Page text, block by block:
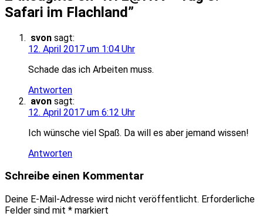
Safari im Flachland”
svon sagt:
12. April 2017 um 1:04 Uhr
Schade das ich Arbeiten muss.
Antworten
avon sagt:
12. April 2017 um 6:12 Uhr
Ich wünsche viel Spaß. Da will es aber jemand wissen!
Antworten
Schreibe einen Kommentar
Deine E-Mail-Adresse wird nicht veröffentlicht. Erforderliche
Felder sind mit * markiert